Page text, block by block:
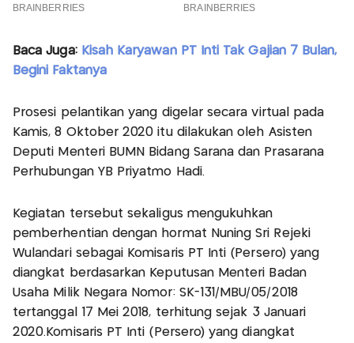
Baca Juga: Kisah Karyawan PT Inti Tak Gajian 7 Bulan,
Begini Faktanya
Prosesi pelantikan yang digelar secara virtual pada
Kamis, 8 Oktober 2020 itu dilakukan oleh Asisten
Deputi Menteri BUMN Bidang Sarana dan Prasarana
Perhubungan YB Priyatmo Hadi.
Kegiatan tersebut sekaligus mengukuhkan
pemberhentian dengan hormat Nuning Sri Rejeki
Wulandari sebagai Komisaris PT Inti (Persero) yang
diangkat berdasarkan Keputusan Menteri Badan
Usaha Milik Negara Nomor: SK-131/MBU/05/2018
tertanggal 17 Mei 2018, terhitung sejak 3 Januari
2020.Komisaris PT Inti (Persero) yang diangkat